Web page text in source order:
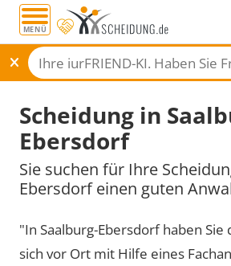
MENÜ
Scheidung in
Ebersdorf
Sie suchen für Ihre
Ebersdorf einen guten
"In Saalburg-Ebersdorf haben Sie
sich vor Ort mit Hilfe eines